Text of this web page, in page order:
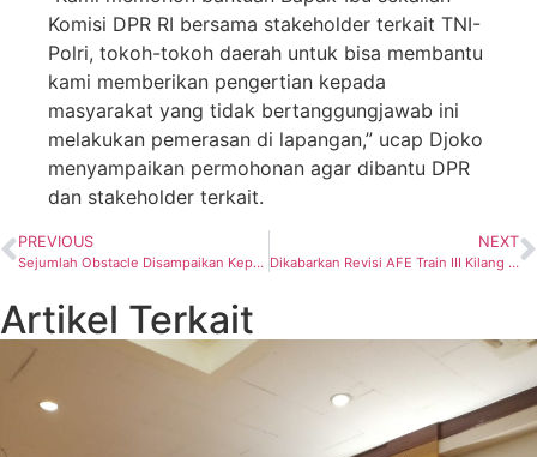
Komisi DPR RI bersama stakeholder terkait TNI-
Polri, tokoh-tokoh daerah untuk bisa membantu
kami memberikan pengertian kepada
masyarakat yang tidak bertanggungjawab ini
melakukan pemerasan di lapangan,” ucap Djoko
menyampaikan permohonan agar dibantu DPR
dan stakeholder terkait.
PREVIOUS
Sejumlah Obstacle Disampaikan Kepala SKK Migas Djoko Siswanto
NEXT
Dikabarkan Revisi AFE Train III Kilang LNG Tangguh Disetujui SKK Migas
Artikel Terkait